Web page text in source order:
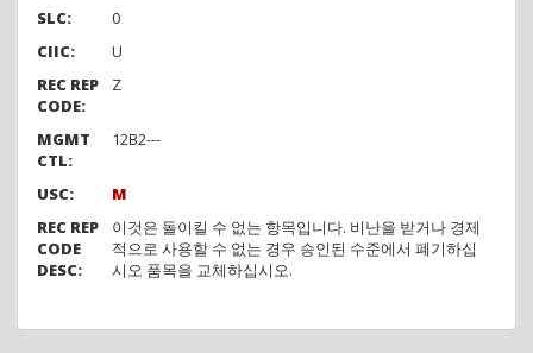
SLC:
0
CIIC:
U
REC REP
CODE:
Z
MGMT
CTL:
12B2---
USC:
M
REC REP
CODE
DESC:
이것은 돌이킬 수 없는 항목입니다. 비난을 받거나 경제
적으로 사용할 수 없는 경우 승인된 수준에서 폐기하십
시오 품목을 교체하십시오.